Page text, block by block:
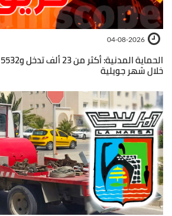
04-08-2026
خلال شهر جويلية